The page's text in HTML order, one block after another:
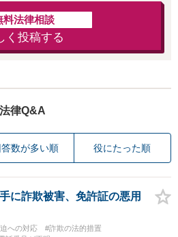
料法律相談
く投稿する
律Q&A
答数が多い順 役にたった順
に詐欺被害、免許証の悪用
への対応
#詐欺の法的措置